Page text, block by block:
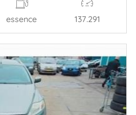
essence 137.291